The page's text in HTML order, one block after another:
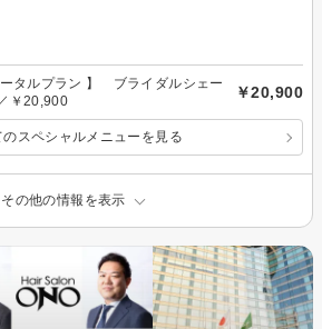
ータルプラン 】 ブライダルシェー
￥20,900
￥20,900
のスペシャルメニューを見る
その他の情報を表示